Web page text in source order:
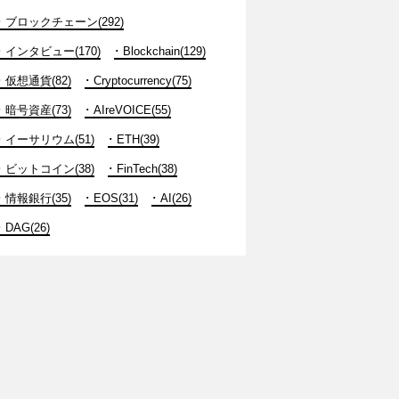
ブロックチェーン(292)
インタビュー(170) Blockchain(129)
仮想通貨(82) Cryptocurrency(75)
暗号資産(73) AIreVOICE(55)
イーサリウム(51) ETH(39)
ビットコイン(38) FinTech(38)
情報銀行(35) EOS(31) AI(26)
DAG(26)